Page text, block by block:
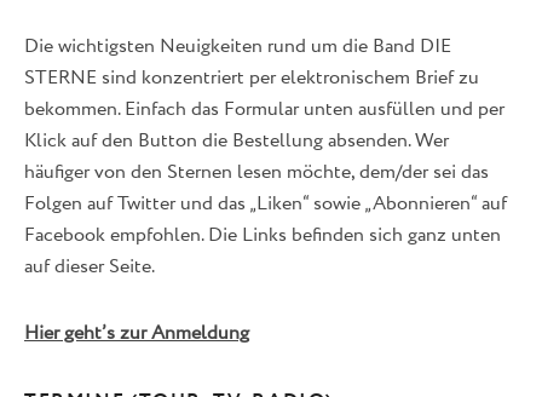
Die wichtigsten Neuigkeiten rund um die Band DIE
STERNE sind konzentriert per elektronischem Brief zu
bekommen. Einfach das Formular unten ausfüllen und per
Klick auf den Button die Bestellung absenden. Wer
häufiger von den Sternen lesen möchte, dem/der sei das
Folgen auf Twitter und das „Liken“ sowie „Abonnieren“ auf
Facebook empfohlen. Die Links befinden sich ganz unten
auf dieser Seite.
Hier geht’s zur Anmeldung